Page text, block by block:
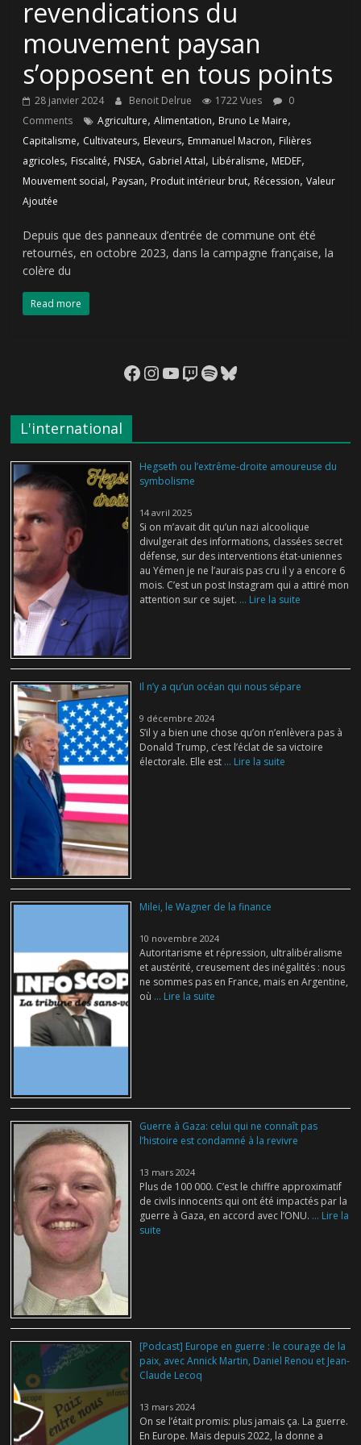
revendications du
mouvement paysan
s’opposent en tous points
28 janvier 2024 Benoit Delrue 1722 Vues
0
Comments
Agriculture,Alimentation, Bruno Le Maire,
Capitalisme, Cultivateurs, Eleveurs, Emmanuel Macron, Filières
agricoles, Fiscalité, FNSEA, Gabriel Attal, Libéralisme, MEDEF,
Mouvement social, Paysan, Produit intérieur brut, Récession,Valeur
Ajoutée
Depuis que des panneaux d’entrée de commune ont été
retournés, en octobre 2023, dans la campagne française, la
colère du
Read more
Facebook
Instagram
YouTube
Twitch
Spotify
Bluesky
L'international
Hegseth ou l’extrême-droite amoureuse du
symbolisme
14 avril 2025
Si on m’avait dit qu’un nazi alcoolique
divulgerait des informations, classées secret
défense, sur des interventions état-uniennes
au Yémen je ne l’aurais pas cru il y a encore 6
mois. C’est un post Instagram qui a attiré mon
attention sur ce sujet. ... Lire la suite
Il n’y a qu’un océan qui nous sépare
9 décembre 2024
S’il y a bien une chose qu’on n’enlèvera pas à
Donald Trump, c’est l’éclat de sa victoire
électorale. Elle est ... Lire la suite
Milei, le Wagner de la finance
10 novembre 2024
Autoritarisme et répression, ultralibéralisme
et austérité, creusement des inégalités : nous
ne sommes pas en France, mais en Argentine,
où ... Lire la suite
Guerre à Gaza: celui qui ne connaît pas
l’histoire est condamné à la revivre
13 mars 2024
Plus de 100 000. C’est le chiffre approximatif
de civils innocents qui ont été impactés par la
guerre à Gaza, en accord avec l’ONU. ... Lire la
suite
[Podcast] Europe en guerre : le courage de la
paix, avec Annick Martin, Daniel Renou et Jean-
Claude Lecoq
13 mars 2024
On se l’était promis: plus jamais ça. La guerre.
En Europe. Mais depuis 2022, la donne a